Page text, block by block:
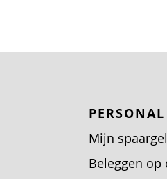
Mijn
Beleggen